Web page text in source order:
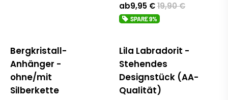
ab 19,90 €
9,95 €
SPARE9%
Bergkristall-
Anhänger -
ohne/mit
Silberkette
Lila Labradorit -
Stehendes
Designstück (AA-
Qualität)